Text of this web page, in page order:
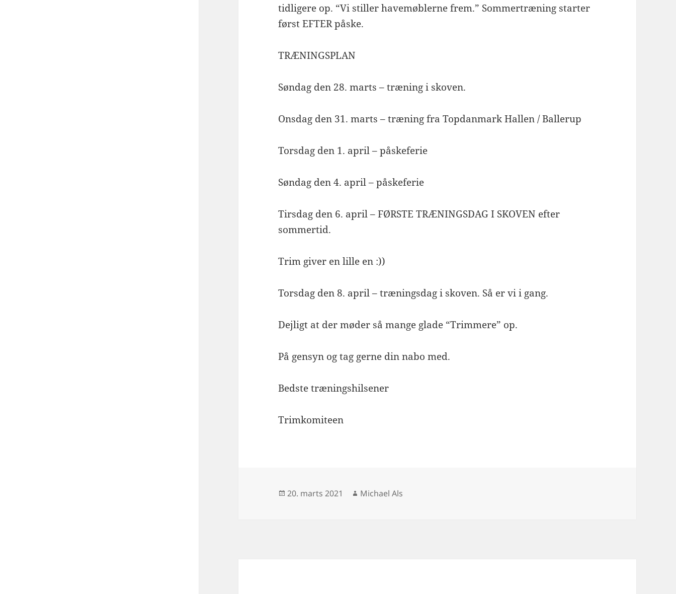
tidligere op. “Vi stiller havemøblerne frem.” Sommertræning starter
først EFTER påske.
TRÆNINGSPLAN
Søndag den 28. marts – træning i skoven.
Onsdag den 31. marts – træning fra Topdanmark Hallen / Ballerup
Torsdag den 1. april – påskeferie
Søndag den 4. april – påskeferie
Tirsdag den 6. april – FØRSTE TRÆNINGSDAG I SKOVEN efter
sommertid.
Trim giver en lille en :))
Torsdag den 8. april – træningsdag i skoven. Så er vi i gang.
Dejligt at der møder så mange glade “Trimmere” op.
På gensyn og tag gerne din nabo med.
Bedste træningshilsener
Trimkomiteen
Udgivet
20. marts 2021 Forfatter
Michael Als